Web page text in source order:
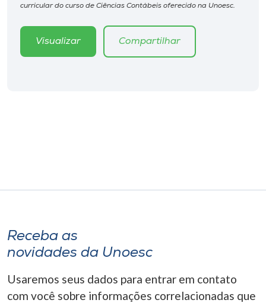
Rádio
A+
curricular do curso de Ciências Contábeis oferecido na Unoesc.
Visualizar Compartilhar
Receba as
novidades da Unoesc
Usaremos seus dados para entrar em contato
com você sobre informações correlacionadas que